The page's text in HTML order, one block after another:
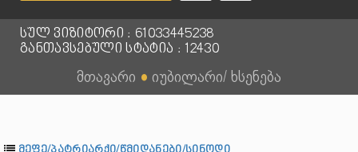
სულ ვიზიტორი : 61033445238
განთავსებული სტატია : 12430
მთავარი ● იუბილარი/ ხსენება